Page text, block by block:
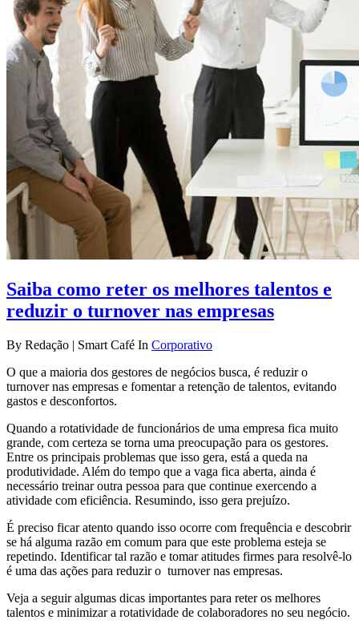
Saiba como reter os melhores talentos e
reduzir o turnover nas empresas
By Redação | Smart Café In Corporativo
O que a maioria dos gestores de negócios busca, é reduzir o
turnover nas empresas e fomentar a retenção de talentos, evitando
gastos e desconfortos.
Quando a rotatividade de funcionários de uma empresa fica muito
grande, com certeza se torna uma preocupação para os gestores.
Entre os principais problemas que isso gera, está a queda na
produtividade. Além do tempo que a vaga fica aberta, ainda é
necessário treinar outra pessoa para que continue exercendo a
atividade com eficiência. Resumindo, isso gera prejuízo.
É preciso ficar atento quando isso ocorre com frequência e descobrir
se há alguma razão em comum para que este problema esteja se
repetindo. Identificar tal razão e tomar atitudes firmes para resolvê-lo
é uma das ações para reduzir o turnover nas empresas.
Veja a seguir algumas dicas importantes para reter os melhores
talentos e minimizar a rotatividade de colaboradores no seu negócio.